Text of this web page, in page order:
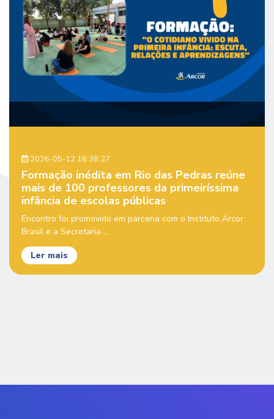
2026-05-12 16:38:27
Formação inédita em Rio das Pedras reúne
mais de 100 professores da primeiríssima
infância de escolas públicas
Encontro foi promovido em parceria com o Instituto Arcor
Brasil e a Secretaria ...
Ler mais